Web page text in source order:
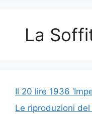
La
Il 20 lire 1936
Le riproduzioni